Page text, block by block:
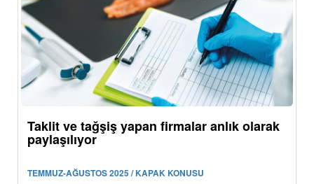
Taklit ve tağşiş yapan firmalar anlık olarak
paylaşılıyor
TEMMUZ-AĞUSTOS 2025 / KAPAK KONUSU